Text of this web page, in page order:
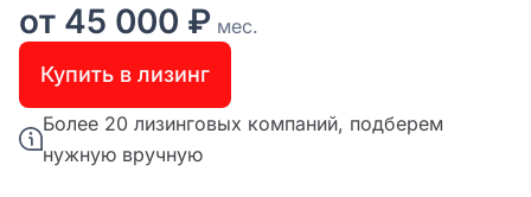
от 45 000 ₽ мес.
Купить в лизинг
Более 20 лизинговых компаний, подберем
нужную вручную